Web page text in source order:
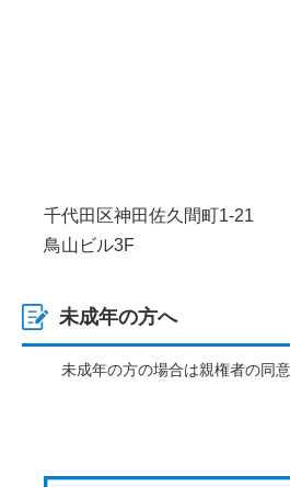
千代田区神田佐久間町1-21
鳥山ビル3F
未成年の方へ
未成年の方の場合は親権者の同